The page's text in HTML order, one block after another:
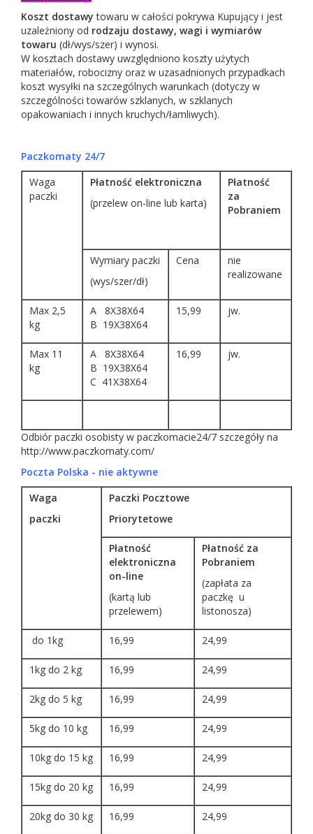
Koszt dostawy towaru w całości pokrywa Kupujący i jest
uzależniony od rodzaju dostawy, wagi i wymiarów
towaru (dł/wys/szer) i wynosi.
W kosztach dostawy uwzględniono koszty użytych
materiałów, robocizny oraz w uzasadnionych przypadkach
koszt wysyłki na szczególnych warunkach (dotyczy w
szczególności towarów szklanych, w szklanych
opakowaniach i innych kruchych/łamliwych).
Paczkomaty 24/7
Waga
paczki
Płatność elektroniczna
(przelew on-line lub karta)
Płatność
za
Pobraniem
Wymiary paczki
(wys/szer/dł)
Cena
nie
realizowane
Max 2,5
kg
A 8X38X64
B 19X38X64
15,99 jw.
Max 11
kg
A 8X38X64
B 19X38X64
C 41X38X64
16,99 jw.
Odbiór paczki osobisty w paczkomacie24/7 szczegóły na
http://www.paczkomaty.com/
Poczta Polska - nie aktywne
Waga
paczki
Paczki Pocztowe
Priorytetowe
Płatność
elektroniczna
on-line
(kartą lub
przelewem)
Płatność za
Pobraniem
(zapłata za
paczkę u
listonosza)
do 1kg 16,99 24,99
1kg do 2 kg 16,99 24,99
2kg do 5 kg 16,99 24,99
5kg do 10 kg 16,99 24,99
10kg do 15 kg 16,99 24,99
15kg do 20 kg 16,99 24,99
20kg do 30 kg 16,99
24,99